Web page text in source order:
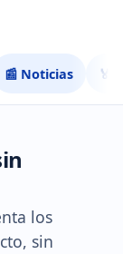
📰 Noticias 🏅
los
sin